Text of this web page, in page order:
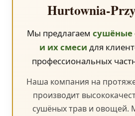
Hurtownia-
Мы предлагаем сушёные
и их смеси для
профессиональных
Наша компания на
производит
сушёных трав и овощей.